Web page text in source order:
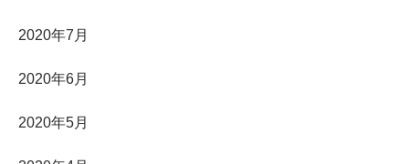
2020年7月
2020年6月
2020年5月